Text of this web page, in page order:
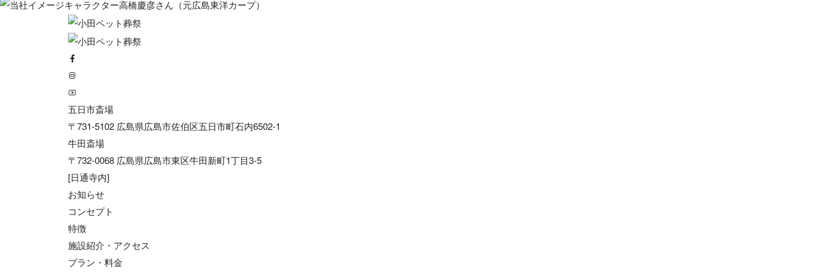
五日市斎場
〒731-5102 広島県広島市佐伯区五日市町石内6502-1
牛田斎場
〒732-0068 広島県広島市東区牛田新町1丁目3-5
[日通寺内]
お知らせ
コンセプト
特徴
施設紹介・アクセス
プラン・料金